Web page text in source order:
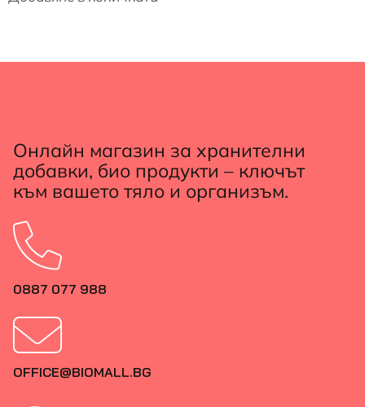
Онлайн магазин за хранителни
добавки, био продукти – ключът
към вашето тяло и организъм.
0887 077 988
OFFICE@BIOMALL.BG